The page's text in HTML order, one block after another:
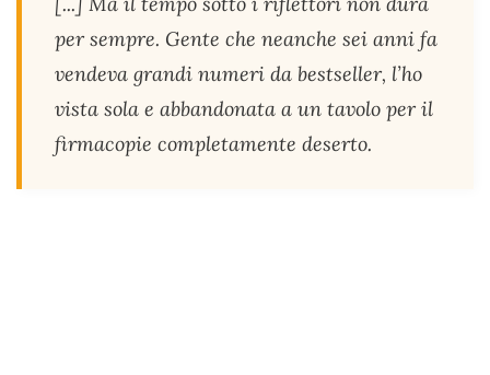
per sempre. Gente che neanche sei anni fa
vendeva grandi numeri da bestseller, l’ho
vista sola e abbandonata a un tavolo per il
firmacopie completamente deserto.